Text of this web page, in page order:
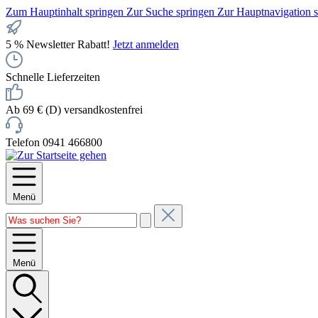
Zum Hauptinhalt springen Zur Suche springen Zur Hauptnavigation
5 % Newsletter Rabatt! Jetzt anmelden
Schnelle Lieferzeiten
Ab 69 € (D) versandkostenfrei
Telefon 0941 466800
Menü
Menü